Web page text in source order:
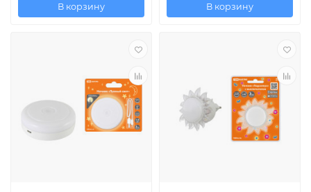
В корзину В корзину